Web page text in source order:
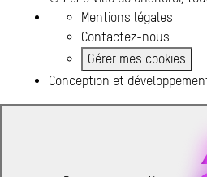
Mentions légales
Contactez-nous
Gérer mes cookies
Conception et